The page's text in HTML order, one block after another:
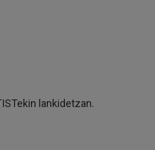
lankidetzan.